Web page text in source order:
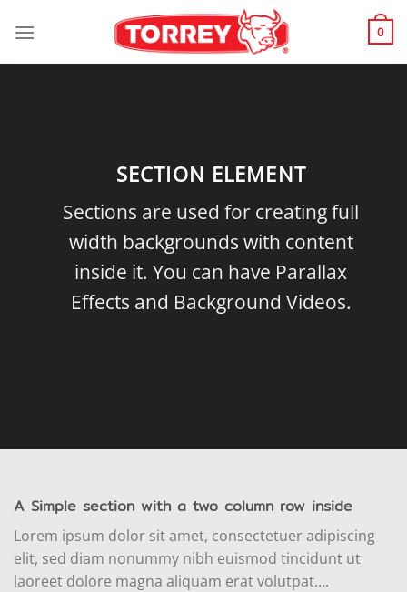
0
SECTION ELEMENT
Sections are used for creating full
width backgrounds with content
inside it. You can have Parallax
Effects and Background Videos.
A Simple section with a two column row inside
Lorem ipsum dolor sit amet, consectetuer adipiscing
elit, sed diam nonummy nibh euismod tincidunt ut
laoreet dolore magna aliquam erat volutpat….